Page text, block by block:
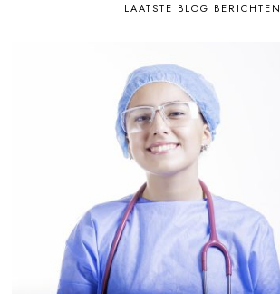
LAATSTE BLOG BERICHTEN